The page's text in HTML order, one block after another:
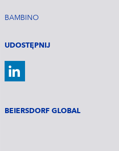
BAMBINO
UDOSTĘPNIJ
BEIERSDORF GLOBAL